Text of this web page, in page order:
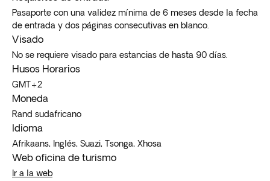
Pasaporte con una validez mínima de 6 meses desde la fecha
de entrada y dos páginas consecutivas en blanco.
Visado
No se requiere visado para estancias de hasta 90 días.
Husos Horarios
GMT+2
Moneda
Rand sudafricano
Idioma
Afrikaans, Inglés, Suazi, Tsonga, Xhosa
Web oficina de turismo
Ir a la web